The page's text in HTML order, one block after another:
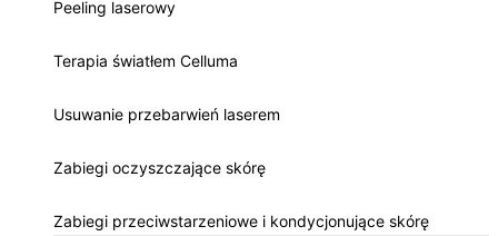
Peeling laserowy
Terapia światłem Celluma
Usuwanie przebarwień laserem
Zabiegi oczyszczające skórę
Zabiegi przeciwstarzeniowe i kondycjonujące skórę